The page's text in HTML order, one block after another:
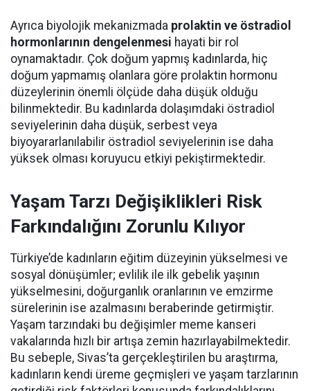
Ayrıca biyolojik mekanizmada prolaktin ve östradiol
hormonlarının dengelenmesi hayati bir rol
oynamaktadır. Çok doğum yapmış kadınlarda, hiç
doğum yapmamış olanlara göre prolaktin hormonu
düzeylerinin önemli ölçüde daha düşük olduğu
bilinmektedir. Bu kadınlarda dolaşımdaki östradiol
seviyelerinin daha düşük, serbest veya
biyoyararlanılabilir östradiol seviyelerinin ise daha
yüksek olması koruyucu etkiyi pekiştirmektedir.
Yaşam Tarzı Değişiklikleri Risk
Farkındalığını Zorunlu Kılıyor
Türkiye’de kadınların eğitim düzeyinin yükselmesi ve
sosyal dönüşümler; evlilik ile ilk gebelik yaşının
yükselmesini, doğurganlık oranlarının ve emzirme
sürelerinin ise azalmasını beraberinde getirmiştir.
Yaşam tarzındaki bu değişimler meme kanseri
vakalarında hızlı bir artışa zemin hazırlayabilmektedir.
Bu sebeple, Sivas’ta gerçekleştirilen bu araştırma,
kadınların kendi üreme geçmişleri ve yaşam tarzlarının